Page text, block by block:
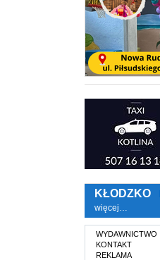
KŁODZKO
więcej…
WYDAWNICTWO
KONTAKT
REKLAMA